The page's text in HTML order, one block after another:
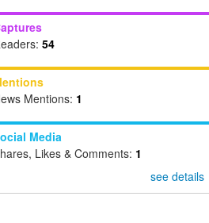
54
Mentions: 1
Media
Likes & Comments: 1
see details